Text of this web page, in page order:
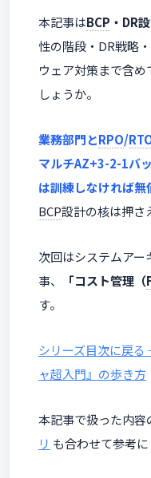
本記事はBCP ・DR
性の階段・DR戦略
ウェア対策まで含
しょうか。
業務部門とRPO/
マルチAZ+3-2-1バ
は訓練しなければ無
BCP設計の核は押さ
次回はシステムア
事、
「コスト管理（
す。
シリーズ目次に戻
ャ超入門』の歩き方
本記事で扱った内容
リ も合わせて参考に